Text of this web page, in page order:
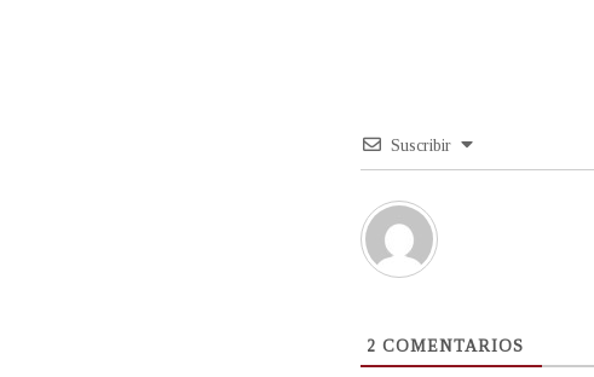
Suscribir
2 COMENTARIOS